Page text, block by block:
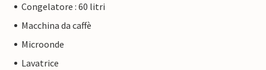
Congelatore : 60 litri
Macchina da caffè
Microonde
Lavatrice